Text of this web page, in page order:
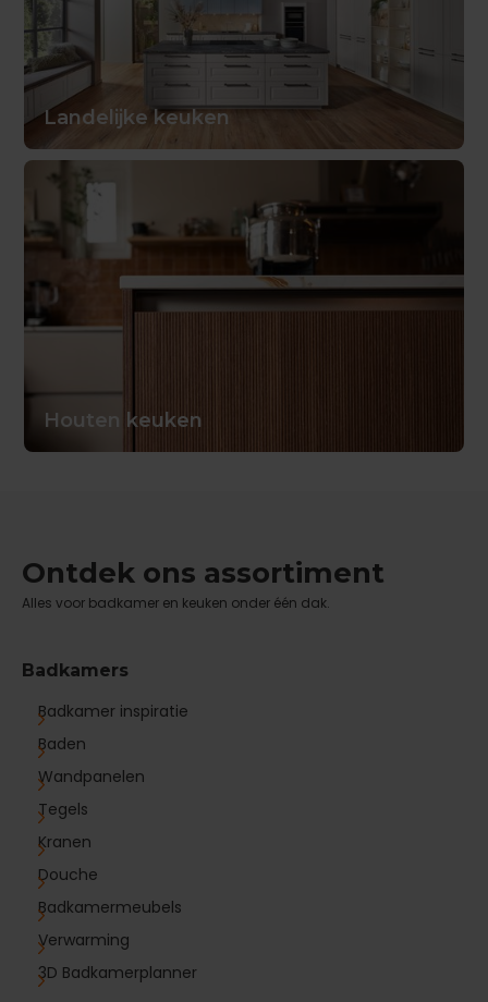
Landelijke keuken
Houten keuken
Ontdek ons assortiment
Alles voor badkamer en keuken onder één dak.
Badkamers
Badkamer inspiratie
Baden
Wandpanelen
Tegels
Kranen
Douche
Badkamermeubels
Verwarming
3D Badkamerplanner